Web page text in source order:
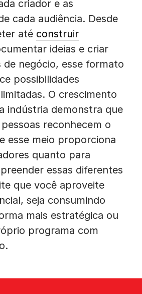
criador e as
cada audiência. Desde
até construir
ideias e criar
negócio, esse formato
possibilidades
O crescimento
indústria demonstra que
reconhecem o
esse meio proporciona
quanto para
essas diferentes
que você aproveite
seja consumindo
mais estratégica ou
programa com